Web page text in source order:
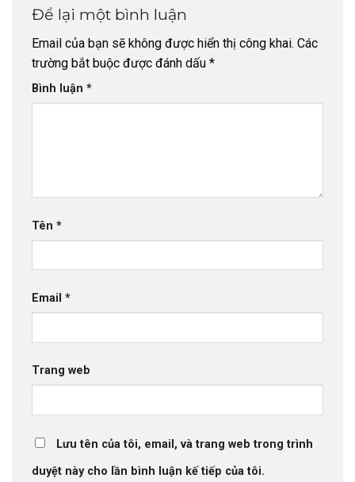
Để lại một bình luận
Email của bạn sẽ không được hiển thị công khai. Các
trường bắt buộc được đánh dấu *
Bình luận *
Tên *
Email *
Trang web
Lưu tên của tôi, email, và trang web trong trình
duyệt này cho lần bình luận kế tiếp của tôi.